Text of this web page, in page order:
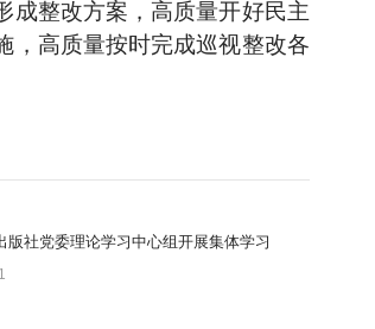
成整改方案，高质量开好民主
，高质量按时完成巡视整改各
版社党委理论学习中心组开展集体学习